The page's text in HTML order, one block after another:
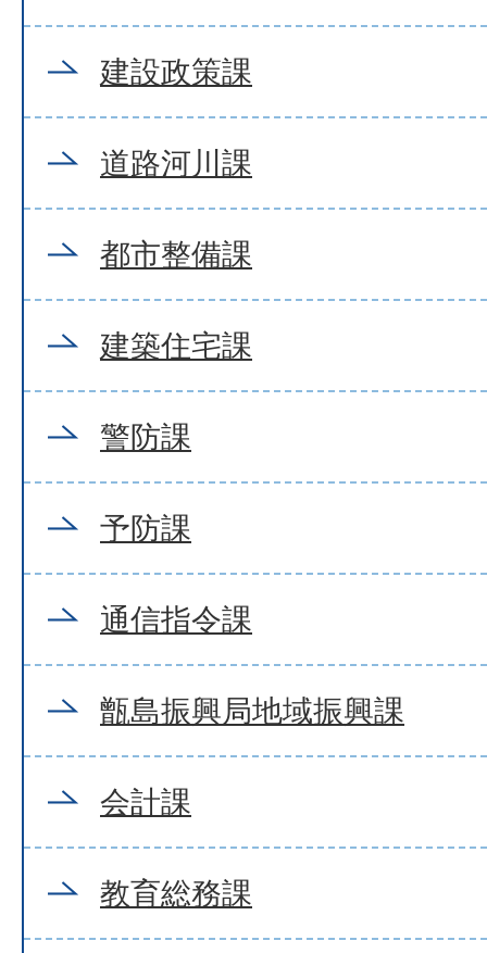
建設政策課
道路河川課
都市整備課
建築住宅課
警防課
予防課
通信指令課
甑島振興局地域振興課
会計課
教育総務課